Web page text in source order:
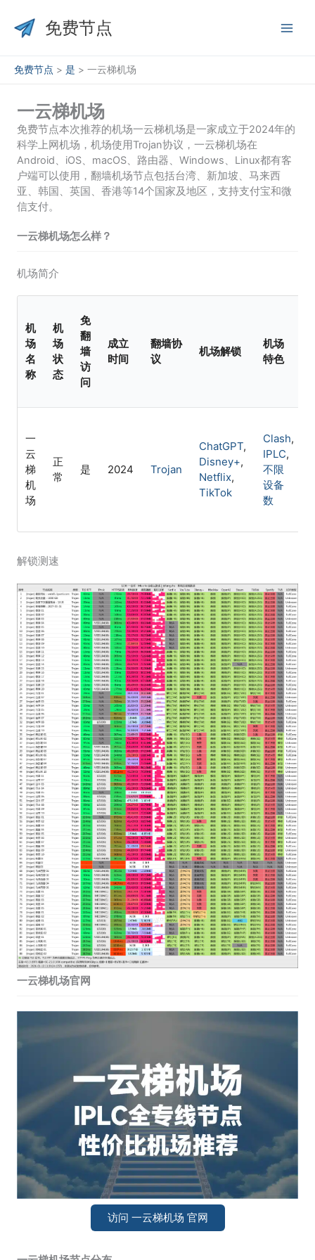
免费节点
免费节点 > 是 > 一云梯机场
一云梯机场
免费节点本次推荐的机场一云梯机场是一家成立于2024年的
科学上网机场，机场使用Trojan协议，一云梯机场在
Android、iOS、macOS、路由器、Windows、Linux都有客
户端可以使用，翻墙机场节点包括台湾、新加坡、马来西
亚、韩国、英国、香港等14个国家及地区，支持支付宝和微
信支付。
一云梯机场怎么样？
机场简介
机
场
名
称
机
场
状
态
免
翻
墙
访
问
成立
时间
翻墙协
议
机场解锁
机场
特色
一
云
梯
机
场
正
常
是 2024 Trojan
ChatGPT,
Disney+,
Netflix,
TikTok
Clash,
IPLC,
不限
设备
数
解锁测速
一云梯机场官网
访问 一云梯机场 官网